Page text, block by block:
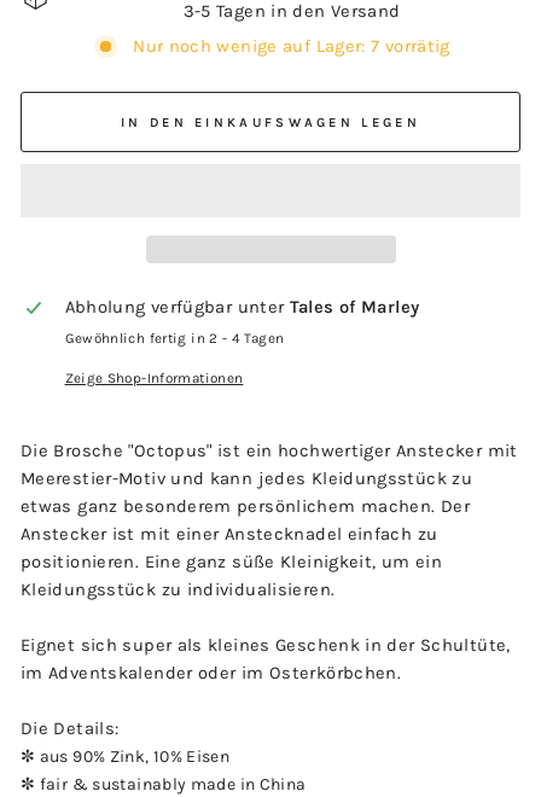
3-5 Tagen in den Versand
Nur noch wenige auf Lager: 7 vorrätig
IN DEN EINKAUFSWAGEN LEGEN
Abholung verfügbar unter Tales of Marley
Gewöhnlich fertig in 2 - 4 Tagen
Zeige Shop-Informationen
Die Brosche "Octopus" ist ein hochwertiger Anstecker mit
Meerestier-Motiv und kann jedes Kleidungsstück zu
etwas ganz besonderem persönlichem machen. Der
Anstecker ist mit einer Anstecknadel einfach zu
positionieren. Eine ganz süße Kleinigkeit, um ein
Kleidungsstück zu individualisieren.
Eignet sich super als kleines Geschenk in der Schultüte,
im Adventskalender oder im Osterkörbchen.
Die Details:
✼ aus 90% Zink, 10% Eisen
✼ fair & sustainably made in China